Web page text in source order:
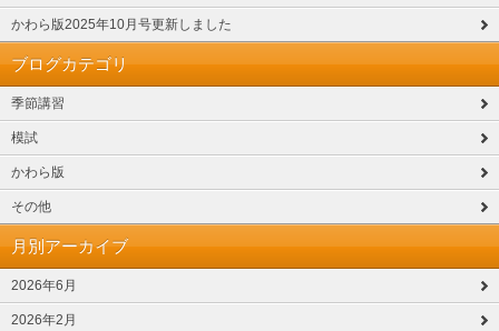
かわら版2025年10月号更新しました
ブログカテゴリ
季節講習
模試
かわら版
その他
月別アーカイブ
2026年6月
2026年2月